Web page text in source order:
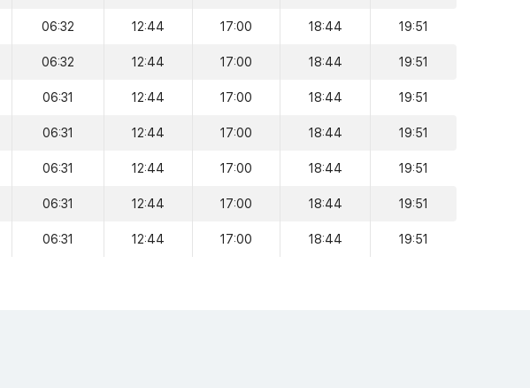
06:32 12:44 17:00 18:44 19:51
06:32 12:44 17:00 18:44 19:51
06:31 12:44 17:00 18:44 19:51
06:31 12:44 17:00 18:44 19:51
06:31 12:44 17:00 18:44 19:51
06:31 12:44 17:00 18:44 19:51
06:31 12:44 17:00 18:44 19:51